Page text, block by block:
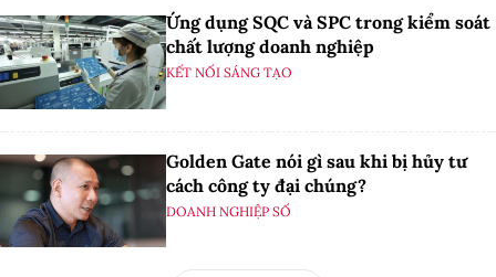
Ứng dụng SQC và SPC trong kiểm soát
chất lượng doanh nghiệp
KẾT NỐI SÁNG TẠO
Golden Gate nói gì sau khi bị hủy tư
cách công ty đại chúng?
DOANH NGHIỆP SỐ